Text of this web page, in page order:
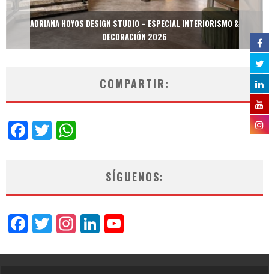
ADRIANA HOYOS DESIGN STUDIO – ESPECIAL INTERIORISMO &
DECORACIÓN 2026
COMPARTIR:
Facebook
Twitter
SÍGUENOS:
Facebook
Twitter
Instagram
LinkedIn